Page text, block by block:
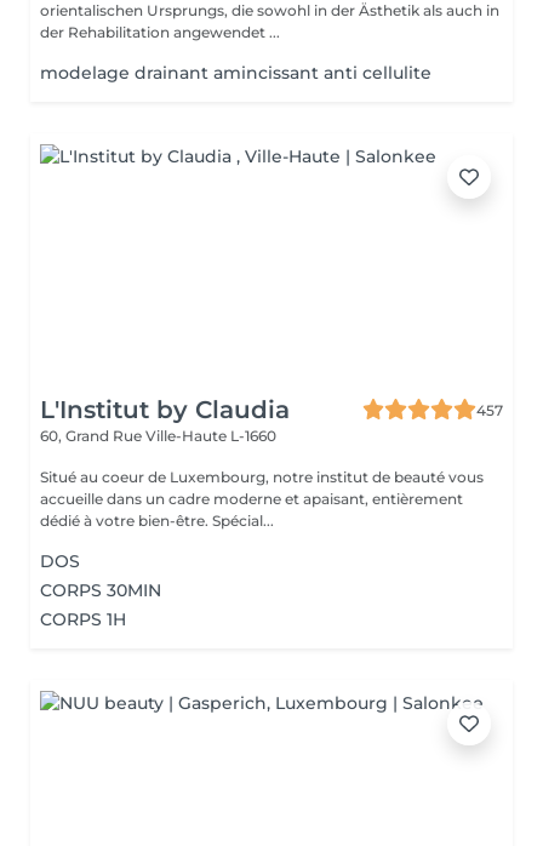
orientalischen Ursprungs, die sowohl in der Ästhetik als auch in
der Rehabilitation angewendet ...
modelage drainant amincissant anti cellulite
L'Institut by Claudia
457
60, Grand Rue Ville-Haute L-1660
Situé au coeur de Luxembourg, notre institut de beauté vous
accueille dans un cadre moderne et apaisant, entièrement
dédié à votre bien-être. Spécial...
DOS
CORPS 30MIN
CORPS 1H